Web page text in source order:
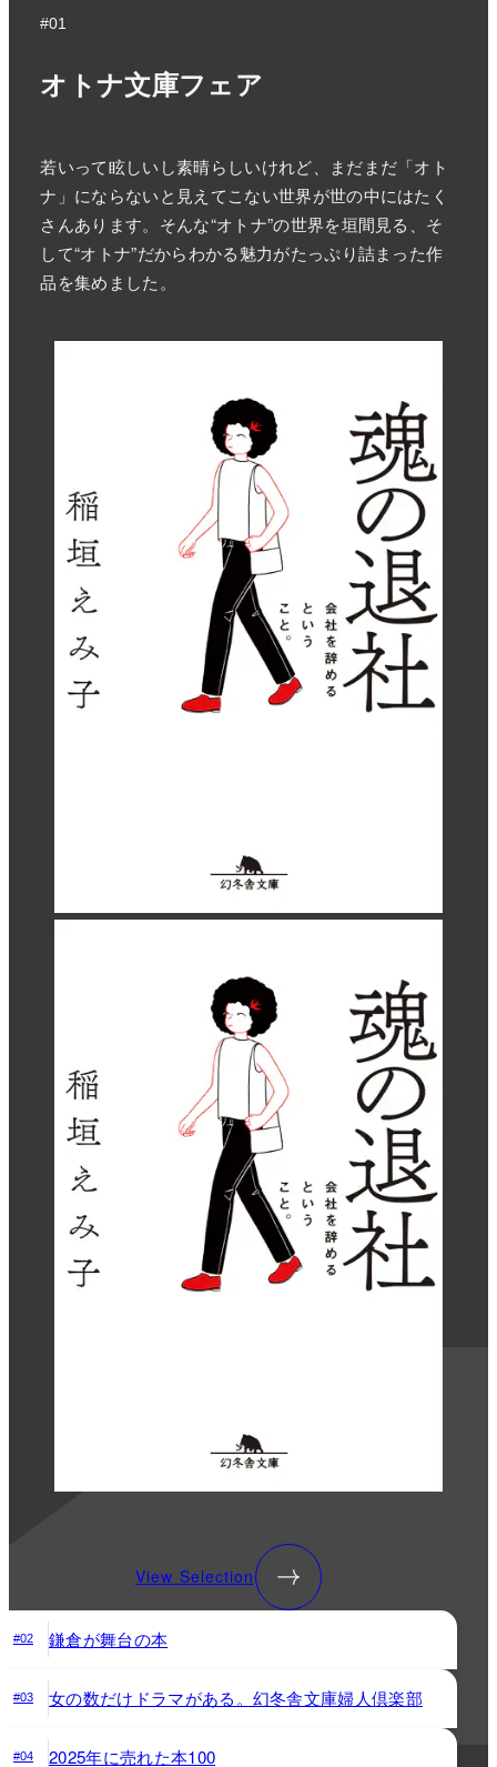
#01
オトナ文庫フェア
若いって眩しいし素晴らしいけれど、まだまだ「オト
ナ」にならないと見えてこない世界が世の中にはたく
さんあります。そんな“オトナ”の世界を垣間見る、そ
して“オトナ”だからわかる魅力がたっぷり詰まった作
品を集めました。
View Selection
#02 鎌倉が舞台の本
#03 女の数だけドラマがある。幻冬舎文庫婦人倶楽部
#04 2025年に売れた本100